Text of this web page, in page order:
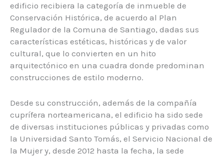
edificio recibiera la categoría de inmueble de
Conservación Histórica, de acuerdo al Plan
Regulador de la Comuna de Santiago, dadas sus
características estéticas, históricas y de valor
cultural, que lo convierten en un hito
arquitectónico en una cuadra donde predominan
construcciones de estilo moderno.
Desde su construcción, además de la compañía
cuprífera norteamericana, el edificio ha sido sede
de diversas instituciones públicas y privadas como
la Universidad Santo Tomás, el Servicio Nacional de
la Mujer y, desde 2012 hasta la fecha, la sede